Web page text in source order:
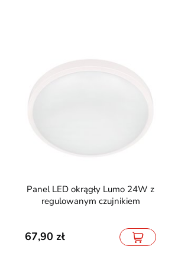
Panel LED okrągły Lumo 24W z
regulowanym czujnikiem
67,90